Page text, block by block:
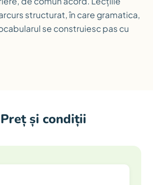
structurat, în care gramatica,
se construiesc pas cu
Preț și condiții